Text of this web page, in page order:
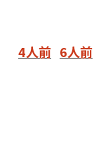
4人前 6人前